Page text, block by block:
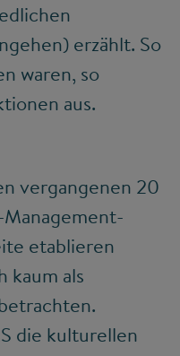
erzählt. So
waren, so
aus.
vergangenen 20
etablieren
kaum als
die kulturellen